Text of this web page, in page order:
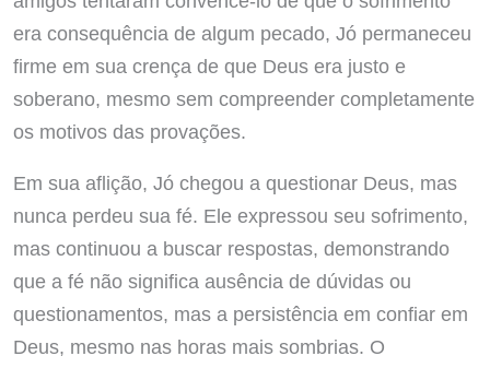
era consequência de algum pecado, Jó permaneceu
firme em sua crença de que Deus era justo e
soberano, mesmo sem compreender completamente
os motivos das provações.
Em sua aflição, Jó chegou a questionar Deus, mas
nunca perdeu sua fé. Ele expressou seu sofrimento,
mas continuou a buscar respostas, demonstrando
que a fé não significa ausência de dúvidas ou
questionamentos, mas a persistência em confiar em
Deus, mesmo nas horas mais sombrias. O